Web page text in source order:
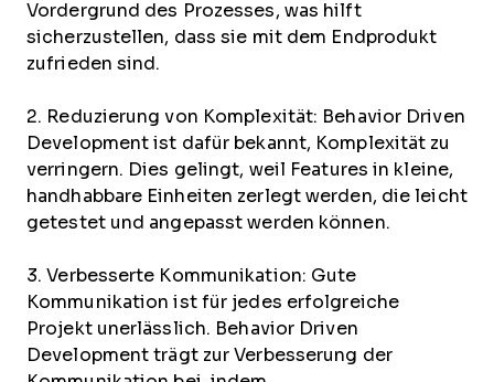
Vordergrund des Prozesses, was hilft
sicherzustellen, dass sie mit dem Endprodukt
zufrieden sind.
2. Reduzierung von Komplexität: Behavior Driven
Development ist dafür bekannt, Komplexität zu
verringern. Dies gelingt, weil Features in kleine,
handhabbare Einheiten zerlegt werden, die leicht
getestet und angepasst werden können.
3. Verbesserte Kommunikation: Gute
Kommunikation ist für jedes erfolgreiche
Projekt unerlässlich. Behavior Driven
Development trägt zur Verbesserung der